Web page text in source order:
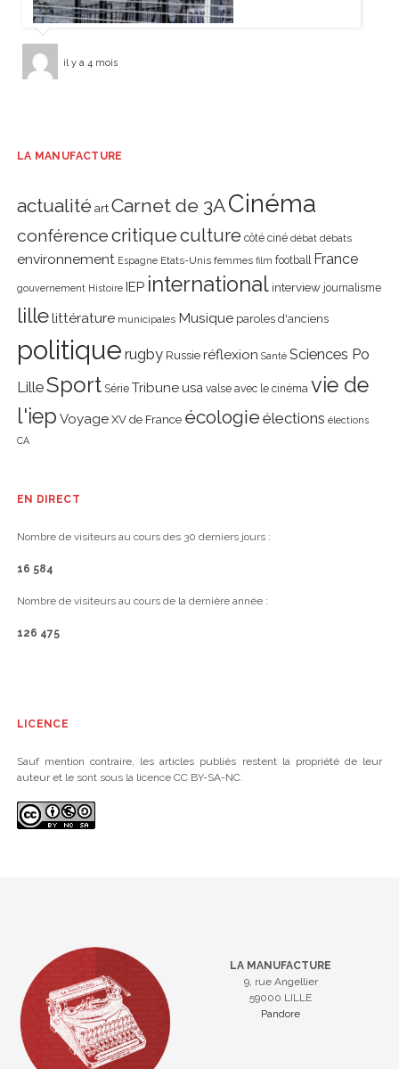
il y a 4 mois
LA MANUFACTURE
actualité art Carnet de 3ACinéma
conférencecritiqueculture côté ciné débat débats
environnement Espagne Etats-Unis femmes film football France
gouvernement Histoire IEP international interview journalisme
lillelittérature municipales Musique paroles d'anciens
politique rugby Russie réflexion Santé Sciences Po
LilleSport Série Tribune usa valse avec le cinéma vie de
l'iep Voyage XV de France écologie élections élections
CA
EN DIRECT
Nombre de visiteurs au cours des 30 derniers jours :
16 584
Nombre de visiteurs au cours de la dernière année :
126 475
LICENCE
Sauf mention contraire, les articles publiés restent la propriété de leur
auteur et le sont sous la licence CC BY-SA-NC.
LA MANUFACTURE
9, rue Angellier
59000 LILLE
Pandore